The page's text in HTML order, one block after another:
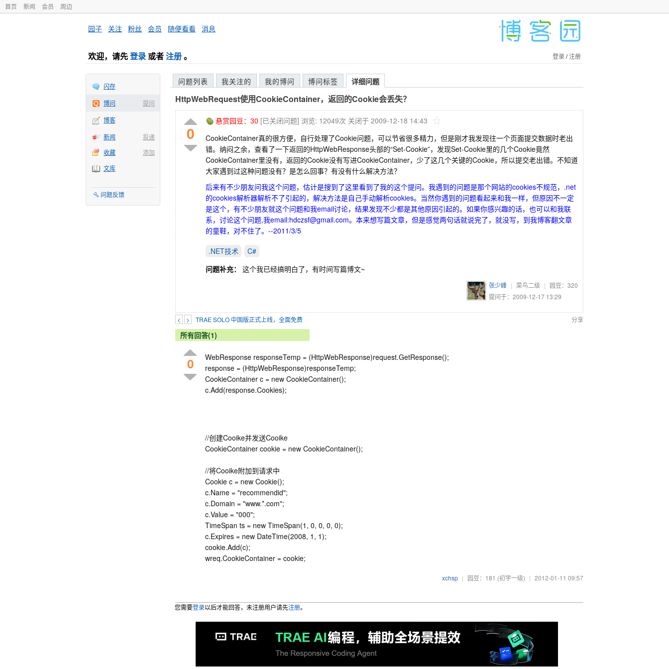
首页 新闻 会员 周边
园子 关注 粉丝 会员 随便看看 消息
欢迎，请先登录 或者注册。 登录/注册
闪存
提问
博问
博客
投递
新闻
添加
收藏
文库
问题反馈
问题列表 我关注的 我的博问 博问标签 详细问题
HttpWebRequest使用CookieContainer，返回的Cookie会丢失？
0
悬赏园豆： 30 [已关闭问题] 浏览: 12049次 关闭于 2009-12-18 14:43
CookieContainer真的很方便，自行处理了Cookie问题，可以节省很多精力，但是刚才我发现往一个页面提交数据时老出
错。纳闷之余，查看了一下返回的HttpWebResponse头部的“Set-Cookie”，发现Set-Cookie里的几个Cookie竟然
CookieContainer里没有，返回的Cookie没有写进CookieContainer，少了这几个关键的Cookie，所以提交老出错。不知道
大家遇到过这种问题没有？是怎么回事？有没有什么解决方法？
后来有不少朋友问我这个问题，估计是搜到了这里看到了我的这个提问。我遇到的问题是那个网站的cookies不规范，.net
的cookies解析器解析不了引起的，解决方法是自己手动解析cookies。当然你遇到的问题看起来和我一样，但原因不一定
是这个，有不少朋友就这个问题和我email讨论，结果发现不少都是其他原因引起的。如果你感兴趣的话，也可以和我联
系，讨论这个问题,我email:hdczsf@gmail.com。本来想写篇文章，但是感觉两句话就说完了，就没写，到我博客翻文章
的童鞋，对不住了。--2011/3/5
.NET技术
C#
问题补充：
这个我已经搞明白了，有时间写篇博文~
张少峰 | 菜鸟二级 | 园豆： 320
提问于：2009-12-17 13:29
< > TRAE SOLO 中国版正式上线，全面免费 分享
所有回答(1)
0
WebResponse responseTemp = (HttpWebResponse)request.GetResponse();
response = (HttpWebResponse)responseTemp;
CookieContainer c = new CookieContainer();
c.Add(response.Cookies);
//创建Cooike并发送Cooike
CookieContainer cookie = new CookieContainer();
//将Cooike附加到请求中
Cookie c = new Cookie();
c.Name = "recommendid";
c.Domain = "www.*.com";
c.Value = "000";
TimeSpan ts = new TimeSpan(1, 0, 0, 0, 0);
c.Expires = new DateTime(2008, 1, 1);
cookie.Add(c);
wreq.CookieContainer = cookie;
xchsp | 园豆：181 (初学一级) | 2012-01-11 09:57
您需要登录以后才能回答，未注册用户请先注册。